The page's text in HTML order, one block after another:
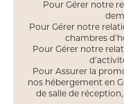
Pour Gérer notre
Pour Gérer notre
chambres
Pour Gérer notre
Pour Assurer la
nos hébergement en
de salle de